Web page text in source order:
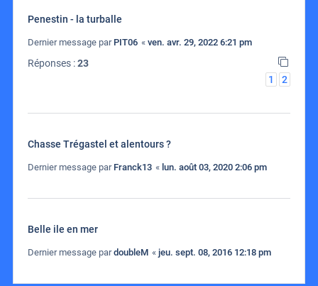
Penestin - la turballe
Dernier message par PIT06 « ven. avr. 29, 2022 6:21 pm
Réponses :23
1
2
Chasse Trégastel et alentours ?
Dernier message par Franck13 « lun. août 03, 2020 2:06 pm
Belle ile en mer
Dernier message pardoubleM « jeu. sept. 08, 2016 12:18 pm